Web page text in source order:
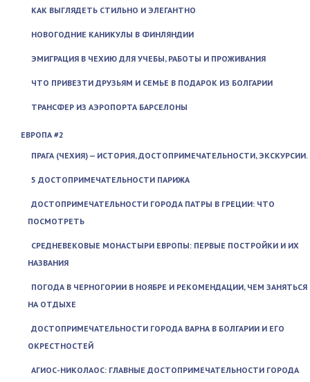
КАК ВЫГЛЯДЕТЬ СТИЛЬНО И ЭЛЕГАНТНО
НОВОГОДНИЕ КАНИКУЛЫ В ФИНЛЯНДИИ
ЭМИГРАЦИЯ В ЧЕХИЮ ДЛЯ УЧЕБЫ, РАБОТЫ И ПРОЖИВАНИЯ
ЧТО ПРИВЕЗТИ ДРУЗЬЯМ И СЕМЬЕ В ПОДАРОК ИЗ БОЛГАРИИ
ТРАНСФЕР ИЗ АЭРОПОРТА БАРСЕЛОНЫ
ЕВРОПА #2
ПРАГА (ЧЕХИЯ) — ИСТОРИЯ, ДОСТОПРИМЕЧАТЕЛЬНОСТИ, ЭКСКУРСИИ.
5 ДОСТОПРИМЕЧАТЕЛЬНОСТИ ПАРИЖА
ДОСТОПРИМЕЧАТЕЛЬНОСТИ ГОРОДА ПАТРЫ В ГРЕЦИИ: ЧТО
ПОСМОТРЕТЬ
СРЕДНЕВЕКОВЫЕ МОНАСТЫРИ ЕВРОПЫ: ПЕРВЫЕ ПОСТРОЙКИ И ИХ
НАЗВАНИЯ
ПОГОДА В ЧЕРНОГОРИИ В НОЯБРЕ И РЕКОМЕНДАЦИИ, ЧЕМ ЗАНЯТЬСЯ
НА ОТДЫХЕ
ДОСТОПРИМЕЧАТЕЛЬНОСТИ ГОРОДА ВАРНА В БОЛГАРИИ И ЕГО
ОКРЕСТНОСТЕЙ
АГИОС-НИКОЛАОС: ГЛАВНЫЕ ДОСТОПРИМЕЧАТЕЛЬНОСТИ ГОРОДА